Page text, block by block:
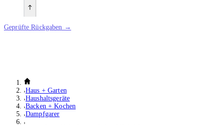
Geprüfte Rückgaben →
Haus + Garten
Haushaltsgeräte
Backen + Kochen
Dampfgarer